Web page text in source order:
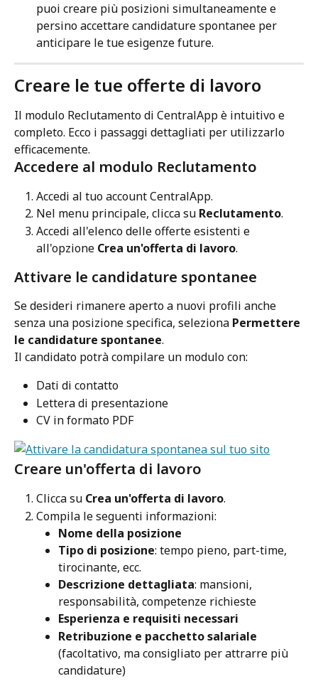
puoi creare più posizioni simultaneamente e
persino accettare candidature spontanee per
anticipare le tue esigenze future.
Creare le tue offerte di lavoro
Il modulo Reclutamento di CentralApp è intuitivo e
completo. Ecco i passaggi dettagliati per utilizzarlo
efficacemente.
Accedere al modulo Reclutamento
Accedi al tuo account CentralApp.
Nel menu principale, clicca su Reclutamento.
Accedi all'elenco delle offerte esistenti e
all'opzione Crea un'offerta di lavoro.
Attivare le candidature spontanee
Se desideri rimanere aperto a nuovi profili anche
senza una posizione specifica, seleziona Permettere
le candidature spontanee.
Il candidato potrà compilare un modulo con:
Dati di contatto
Lettera di presentazione
CV in formato PDF
Creare un'offerta di lavoro
Clicca su Crea un'offerta di lavoro.
Compila le seguenti informazioni:
Nome della posizione
Tipo di posizione: tempo pieno, part-time,
tirocinante, ecc.
Descrizione dettagliata: mansioni,
responsabilità, competenze richieste
Esperienza e requisiti necessari
Retribuzione e pacchetto salariale
(facoltativo, ma consigliato per attrarre più
candidature)